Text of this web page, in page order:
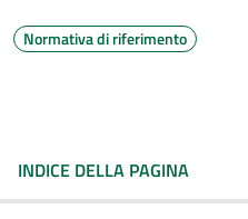
Normativa di riferimento
INDICE DELLA PAGINA